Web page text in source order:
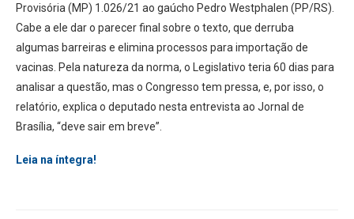
Provisória (MP) 1.026/21 ao gaúcho Pedro Westphalen (PP/RS).
Cabe a ele dar o parecer final sobre o texto, que derruba
algumas barreiras e elimina processos para importação de
vacinas. Pela natureza da norma, o Legislativo teria 60 dias para
analisar a questão, mas o Congresso tem pressa, e, por isso, o
relatório, explica o deputado nesta entrevista ao Jornal de
Brasília, “deve sair em breve”.
Leia na íntegra!